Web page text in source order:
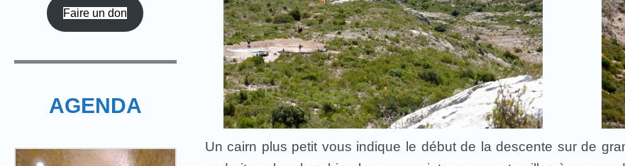
Un cairn plus petit vous indique le début de la descente sur de
Faire un don
AGENDA